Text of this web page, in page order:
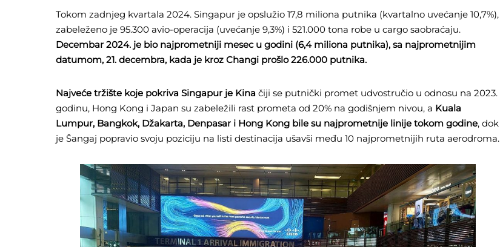
Tokom zadnjeg kvartala 2024. Singapur je opslužio 17,8 miliona putnika (kvartalno uvećanje 10,7%),
zabeleženo je 95.300 avio-operacija (uvećanje 9,3%) i 521.000 tona robe u cargo saobraćaju.
Decembar 2024. je bio najprometniji mesec u godini (6,4 miliona putnika), sa najprometnijim
datumom, 21. decembra, kada je kroz Changi prošlo 226.000 putnika.
Najveće tržište koje pokriva Singapur je Kina čiji se putnički promet udvostručio u odnosu na 2023.
godinu, Hong Kong i Japan su zabeležili rast prometa od 20% na godišnjem nivou, a Kuala
Lumpur, Bangkok, Džakarta, Denpasar i Hong Kong bile su najprometnije linije tokom godine, dok
je Šangaj popravio svoju poziciju na listi destinacija ušavši među 10 najprometnijih ruta aerodroma.